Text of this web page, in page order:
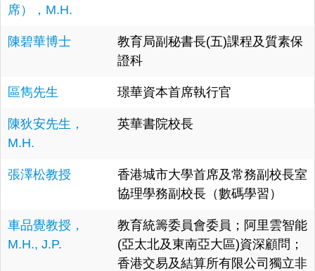
席），M.H.
陳碧華博士
教育局副秘書長(五)課程及質素保
證科
區雋先生 璟華資本首席執行官
陳狄安先生，
M.H.
英華書院校長
張澤松教授
香港城市大學首席及常務副校長室
協理學務副校長（數碼學習）
車品覺教授，
M.H., J.P.
教育統籌委員會委員；阿里雲智能
(亞太北及東南亞大區)資深顧問；
香港交易及結算所有限公司獨立非